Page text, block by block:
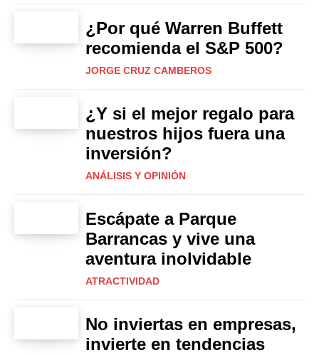
¿Por qué Warren Buffett
recomienda el S&P 500?
JORGE CRUZ CAMBEROS
¿Y si el mejor regalo para
nuestros hijos fuera una
inversión?
ANÁLISIS Y OPINIÓN
Escápate a Parque
Barrancas y vive una
aventura inolvidable
ATRACTIVIDAD
No inviertas en empresas,
invierte en tendencias